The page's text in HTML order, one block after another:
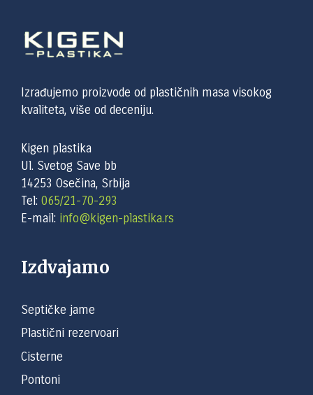
Izrađujemo proizvode od plastičnih masa visokog
kvaliteta, više od deceniju.
Kigen plastika
Ul. Svetog Save bb
14253 Osečina, Srbija
Tel: 065/21-70-293
E-mail: info@kigen-plastika.rs
Izdvajamo
Septičke jame
Plastični rezervoari
Cisterne
Pontoni